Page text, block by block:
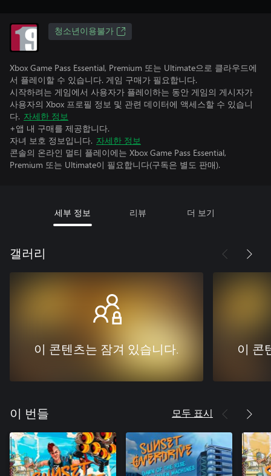
청소년이용불가
Xbox Game Pass Essential, Premium 또는 Ultimate으로 클라우드에
서 플레이할 수 있습니다. 게임 구매가 필요합니다.
시작하려는 게임에서 사용자가 플레이하는 동안 게임의 게시자가
사용자의 Xbox 프로필 정보 및 관련 데이터에 액세스할 수 있습니
다. 자세한 정보
+앱 내 구매를 제공합니다.
자녀 보호 정보입니다. 자세한 정보
콘솔의 온라인 멀티 플레이에는 Xbox Game Pass Essential,
Premium 또는 Ultimate이 필요합니다(구독은 별도 판매).
세부 정보 리뷰 더 보기
갤러리
이 콘텐츠는 잠겨 있습니다. 이 콘
이 번들 모두 표시